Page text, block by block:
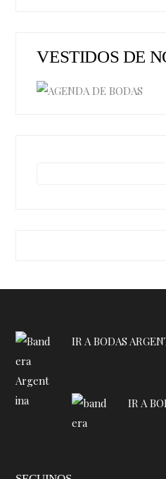
VESTIDOS DE
IR A BODAS
IR A